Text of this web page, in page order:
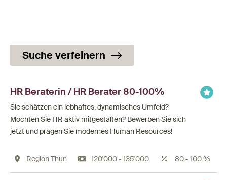
Suche verfeinern
HR Beraterin / HR Berater 80-100%
Sie schätzen ein lebhaftes, dynamisches Umfeld?
Möchten Sie HR aktiv mitgestalten? Bewerben Sie sich
jetzt und prägen Sie modernes Human Resources!
Region Thun 120'000 - 135'000 80 - 100 %